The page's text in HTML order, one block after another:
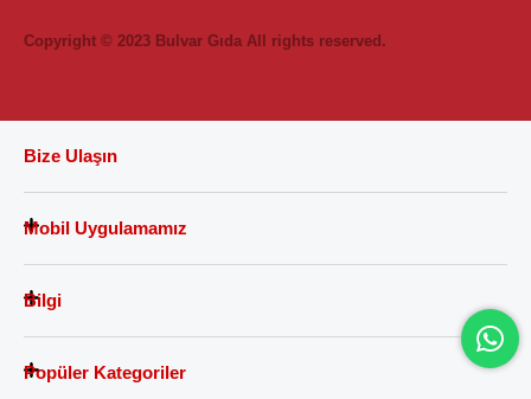
Copyright © 2023 Bulvar Gıda All rights reserved.
Bize Ulaşın
Mobil Uygulamamız
Bilgi
Popüler Kategoriler